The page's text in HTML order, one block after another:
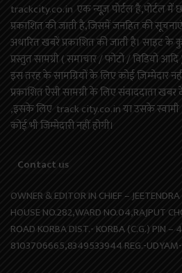
trackcity.co.in एक न्यूज़ पोर्टल है,पोर्टल में
प्रकाशित की जाती है,जिसमें जनहित की
अधारित खबरें प्रकाशित की जाती है। साइट के
प्रस्तुत सामग्री ( समाचार / फोटो / विडियो
इस तरह के सामग्रियों के लिए कोई ज़िम्मेदार
प्रकाशित ऐसी सामग्री के लिए संवाददाता खबर
,इसके लिए track city.co.in या उसके स्वामी
कोई भी जिम्मेदारी नहीं होगी।
Contact us
OWNER & EDITOR IN CHIEF –
HOUSE NO.282,WARD NO.04,RAJPUT
ROAD KORBA DIST.- KORBA (C.G.) PIN –
8103706665,8349533944 REG.-